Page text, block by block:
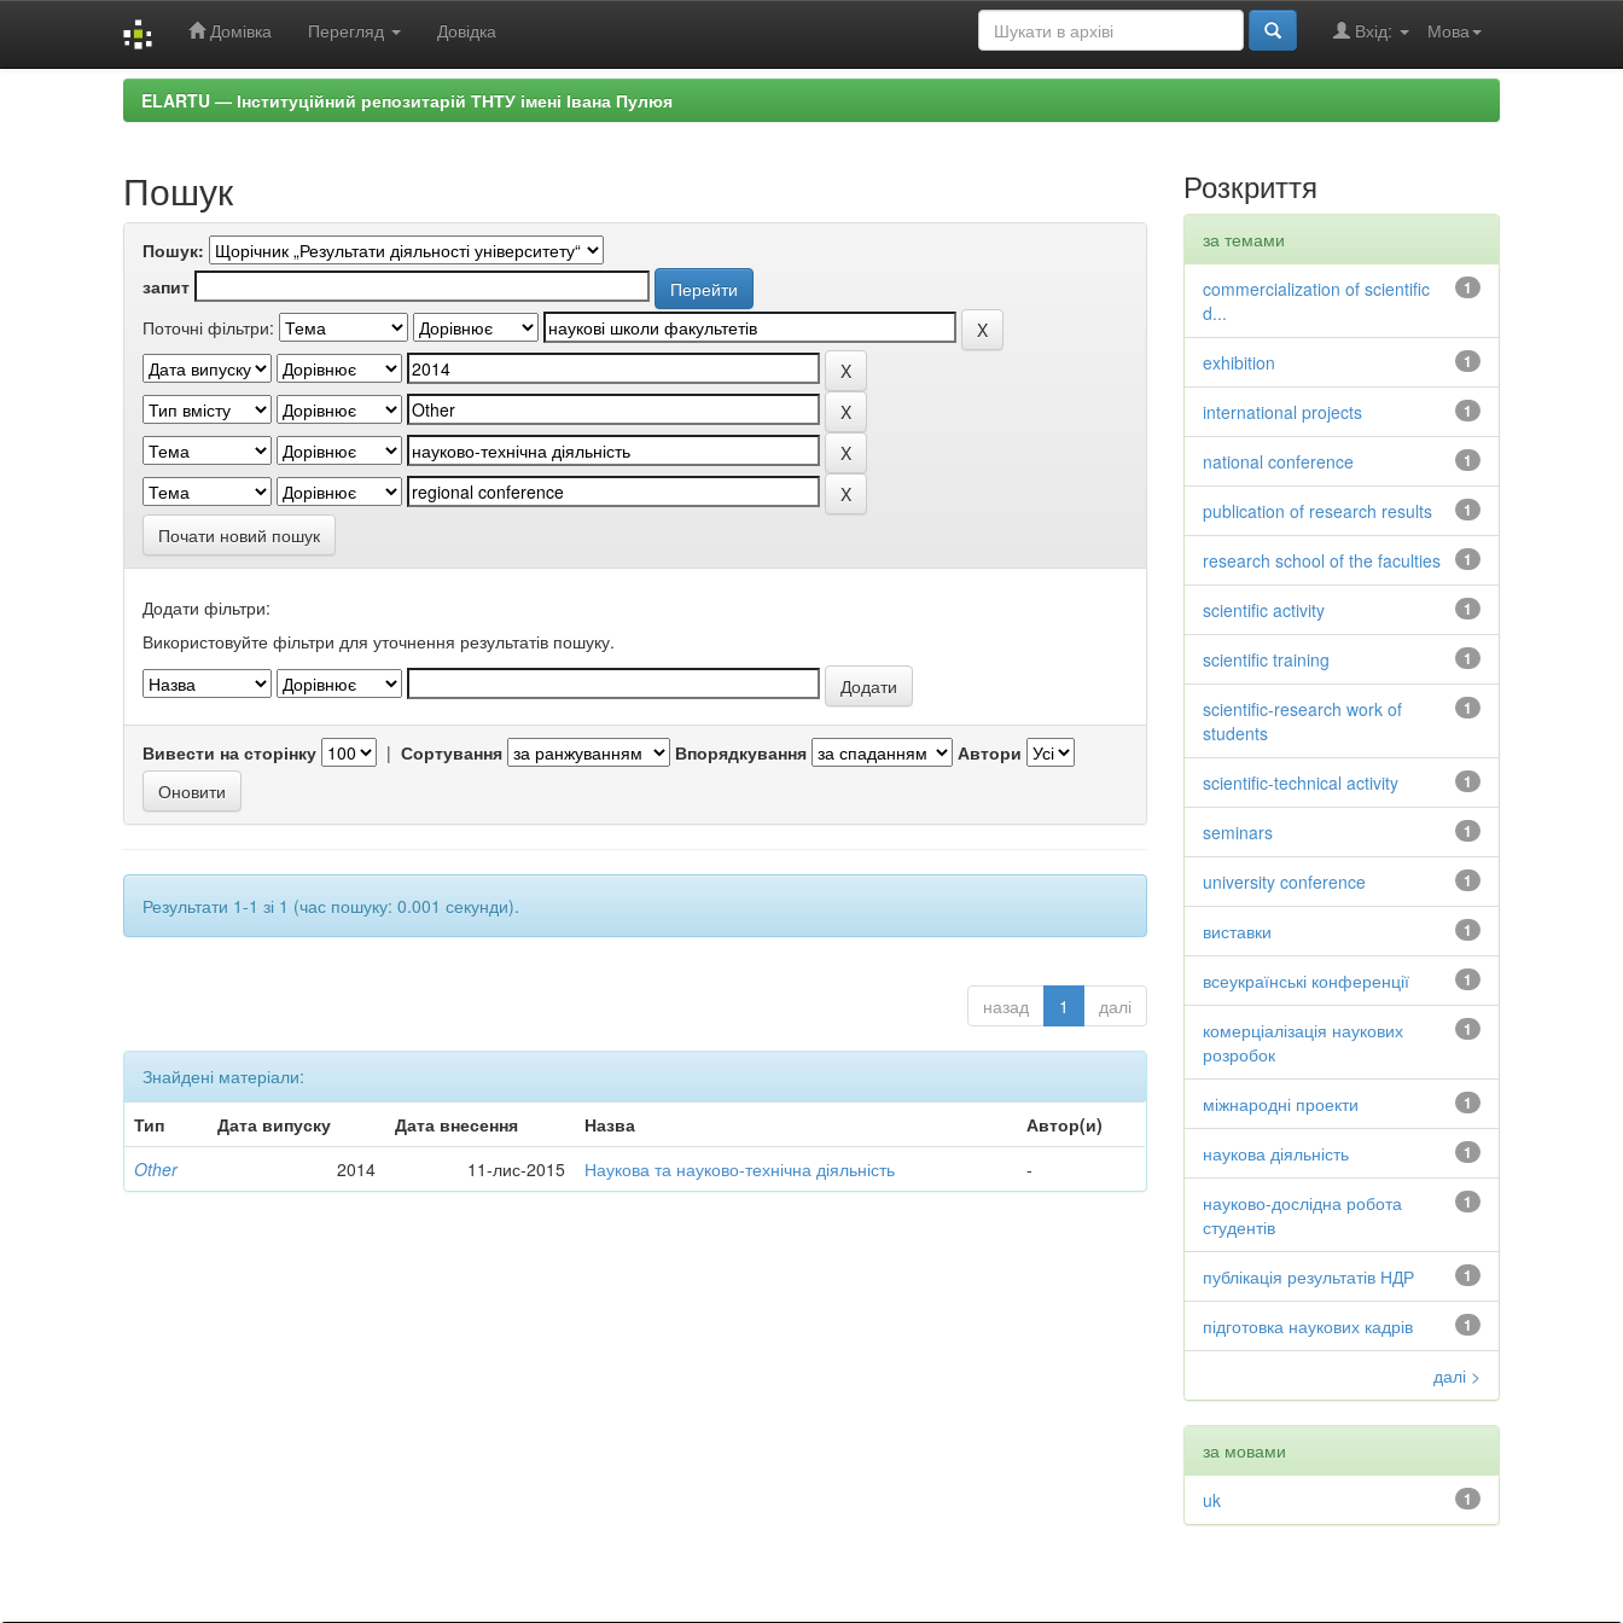
Домівка Перегляд Довідка Мова
Вхід:
ELARTU — Інституційний репозитарій ТНТУ імені Івана Пулюя
Пошук
Пошук:
запит
Поточні фільтри:
Почати новий пошук
Додати фільтри:
Використовуйте фільтри для уточнення результатів пошуку.
Вивести на сторінку | Сортування Впорядкування Автори
Результати 1-1 зі 1 (час пошуку: 0.001 секунди).
назад 1 далі
Знайдені матеріали:
Тип
Дата випуску Дата внесення Назва
Автор(и)
Other
2014 11-лис-2015 Наукова та науково-технічна діяльність -
Розкриття
за темами
1
commercialization of scientific
d...
1
exhibition
1
international projects
1
national conference
1
publication of research results
1
research school of the faculties
1
scientific activity
1
scientific training
1
scientific-research work of
students
1
scientific-technical activity
1
seminars
1
university conference
1
виставки
1
всеукраїнські конференції
1
комерціалізація наукових
розробок
1
міжнародні проекти
1
наукова діяльність
1
науково-дослідна робота
студентів
1
публікація результатів НДР
1
підготовка наукових кадрів
далі >
за мовами
1
uk